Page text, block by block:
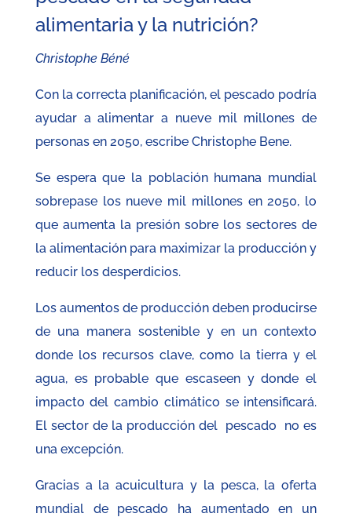
alimentaria y la nutrición?
Christophe Béné
Con la correcta planificación, el pescado podría
ayudar a alimentar a nueve mil millones de
personas en 2050, escribe Christophe Bene.
Se espera que la población humana mundial
sobrepase los nueve mil millones en 2050, lo
que aumenta la presión sobre los sectores de
la alimentación para maximizar la producción y
reducir los desperdicios.
Los aumentos de producción deben producirse
de una manera sostenible y en un contexto
donde los recursos clave, como la tierra y el
agua, es probable que escaseen y donde el
impacto del cambio climático se intensificará.
El sector de la producción del pescado no es
una excepción.
Gracias a la acuicultura y la pesca, la oferta
mundial de pescado ha aumentado en un